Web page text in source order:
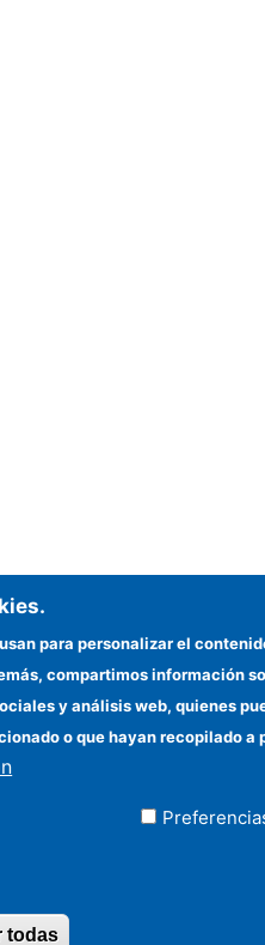
para personalizar el
compartimos información
y análisis web, quienes
o que hayan recopilado a
todas